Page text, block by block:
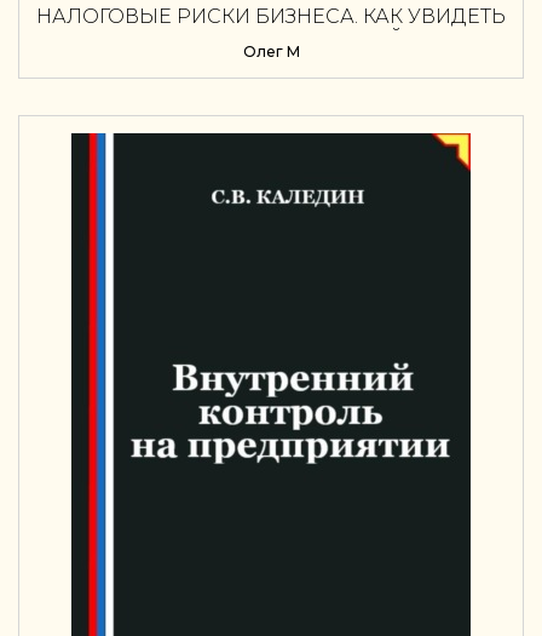
НАЛОГОВЫЕ РИСКИ БИЗНЕСА. КАК УВИДЕТЬ
Олег М